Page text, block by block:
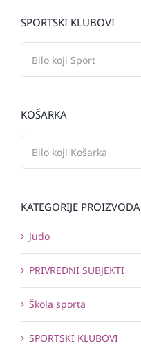
SPORTSKI KLUBOVI
KOŠARKA
KATEGORIJE PROIZVODA
Judo
PRIVREDNI SUBJEKTI
Škola sporta
SPORTSKI KLUBOVI